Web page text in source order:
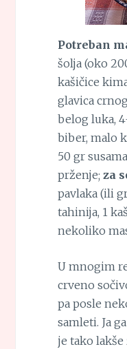
Potreban
šolja (oko
kašičice
glavica
belog luka,
biber, malo
50 gr
prženje; za
pavlaka (ili
tahinija, 1
nekoliko
U mnogim
crveno
pa posle
samleti. Ja
je tako lakše